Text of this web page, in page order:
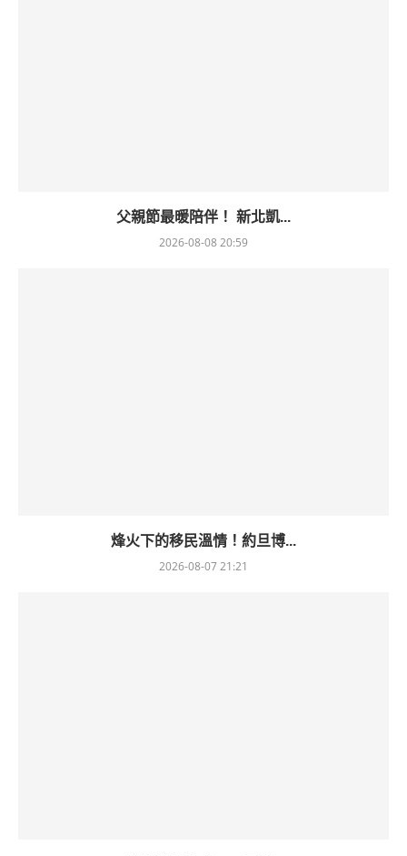
父親節最暖陪伴！ 新北凱...
2026-08-08 20:59
烽火下的移民溫情！約旦博...
2026-08-07 21:21